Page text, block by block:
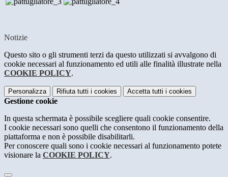
Notizie
Questo sito o gli strumenti terzi da questo utilizzati si avvalgono di
cookie necessari al funzionamento ed utili alle finalità illustrate nella
COOKIE POLICY.
Personalizza Rifiuta tutti i cookies Accetta tutti i cookies
Gestione cookie
In questa schermata è possibile scegliere quali cookie consentire.
I cookie necessari sono quelli che consentono il funzionamento della
piattaforma e non è possibile disabilitarli.
Per conoscere quali sono i cookie necessari al funzionamento potete
visionare la COOKIE POLICY.